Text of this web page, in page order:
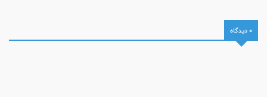
0 دیدگاه